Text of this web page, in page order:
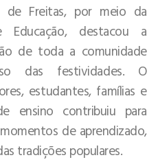
de Freitas, por meio da
Educação, destacou a
de toda a comunidade
das festividades. O
estudantes, famílias e
ensino contribuiu para
de aprendizado,
tradições populares.